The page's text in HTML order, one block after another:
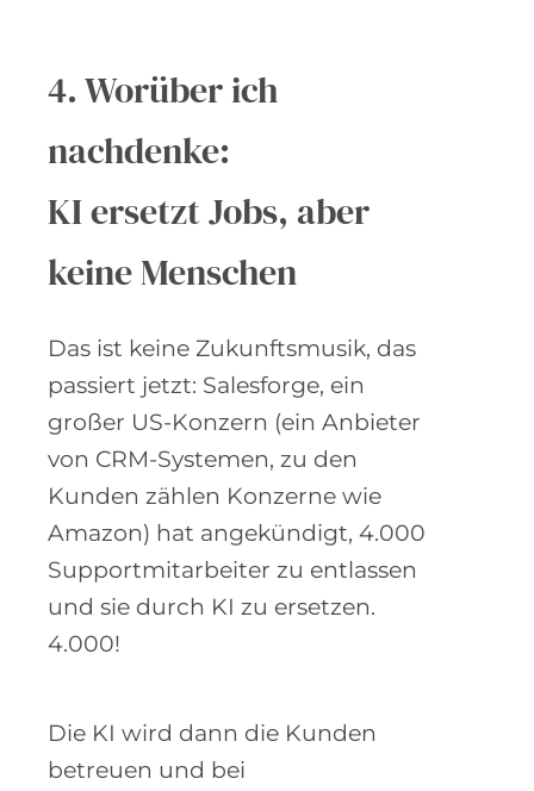
4. Worüber ich
nachdenke:
KI ersetzt Jobs, aber
keine Menschen
Das ist keine Zukunftsmusik, das
passiert jetzt: Salesforge, ein
großer US-Konzern (ein Anbieter
von CRM-Systemen, zu den
Kunden zählen Konzerne wie